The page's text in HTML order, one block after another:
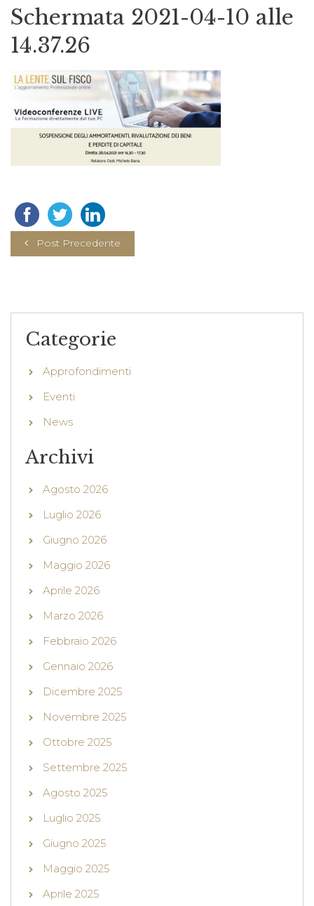
Schermata 2021-04-10 alle
14.37.26
Post Precedente
Categorie
Approfondimenti
Eventi
News
Archivi
Agosto 2026
Luglio 2026
Giugno 2026
Maggio 2026
Aprile 2026
Marzo 2026
Febbraio 2026
Gennaio 2026
Dicembre 2025
Novembre 2025
Ottobre 2025
Settembre 2025
Agosto 2025
Luglio 2025
Giugno 2025
Maggio 2025
Aprile 2025